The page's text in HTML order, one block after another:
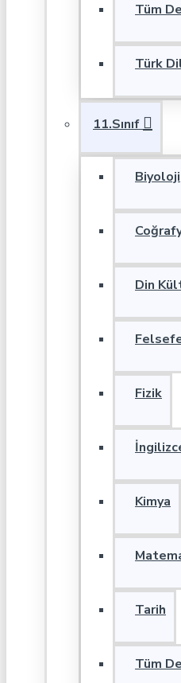
Tüm
Türk
11.Sınıf
Biyoloji
Din
Fizik
Kimya
Tarih
Tüm